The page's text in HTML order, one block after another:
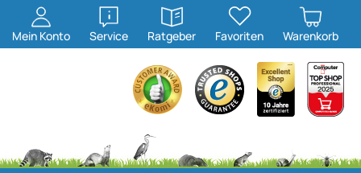
Mein Konto Service
öffnen
Ratgeber
öffnen
Favoriten Warenkorb